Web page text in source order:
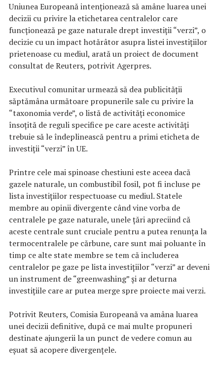
Uniunea Europeană intenţionează să amâne luarea unei
decizii cu privire la etichetarea centralelor care
funcţionează pe gaze naturale drept investiţii “verzi”, o
decizie cu un impact hotărâtor asupra listei investiţiilor
prietenoase cu mediul, arată un proiect de document
consultat de Reuters, potrivit Agerpres.
Executivul comunitar urmează să dea publicităţii
săptămâna următoare propunerile sale cu privire la
“taxonomia verde”, o listă de activităţi economice
însoţită de reguli specifice pe care aceste activităţi
trebuie să le îndeplinească pentru a primi eticheta de
investiţii “verzi” în UE.
Printre cele mai spinoase chestiuni este aceea dacă
gazele naturale, un combustibil fosil, pot fi incluse pe
lista investiţiilor respectuoase cu mediul. Statele
membre au opinii divergente când vine vorba de
centralele pe gaze naturale, unele ţări apreciind că
aceste centrale sunt cruciale pentru a putea renunţa la
termocentralele pe cărbune, care sunt mai poluante în
timp ce alte state membre se tem că includerea
centralelor pe gaze pe lista investiţiilor “verzi” ar deveni
un instrument de “greenwashing” şi ar deturna
investiţiile care ar putea merge spre proiecte mai verzi.
Potrivit Reuters, Comisia Europeană va amâna luarea
unei decizii definitive, după ce mai multe propuneri
destinate ajungerii la un punct de vedere comun au
eşuat să acopere divergenţele.